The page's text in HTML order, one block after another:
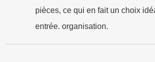
pièces, ce qui en fait un choix
entrée. organisation.